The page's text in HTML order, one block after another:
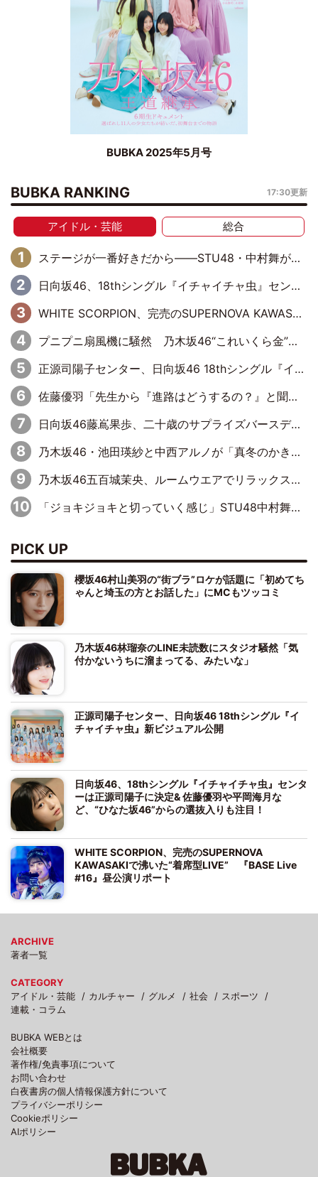
BUBKA 2025年5月号
BUBKA RANKING 17:30更新
アイドル・芸能 総合
ステージが一番好きだから――STU48・中村舞が描く“これからの私”
日向坂46、18thシングル『イチャイチャ虫』センターは正源司陽子に決定& 佐藤優羽や平岡海月など、“ひなた坂46”からの選抜入りも注目！
WHITE SCORPION、完売のSUPERNOVA KAWASAKIで沸いた“着席型LIVE” 『BASE Live #16』昼公演リポート
プニプニ扇風機に騒然 乃木坂46“これいくら金”延長中は今回もわちゃわちゃ全開
正源司陽子センター、日向坂46 18thシングル『イチャイチャ虫』新ビジュアル公開
佐藤優羽「先生から『進路はどうするの？』と聞かれて。『実は……』とXのトレンドで1位になっているスマホを見せました」【日向坂46『五期生LIVE』開催記念 五期生“変革”ドキュメンタリー③】
日向坂46藤嶌果歩、二十歳のサプライズバースデーに大喜び「頼られる先輩になれるように努力していきたい」
乃木坂46・池田瑛紗と中西アルノが「真冬のかき氷」騒動で火花散らす！ 因縁の裏にあるのは、逆境をともに“凌”ぐ似た者同士の絆
乃木坂46五百城茉央、ルームウエアでリラックス「今回のグラビアを見て成長を感じていただけるとうれしい」
「ジョキジョキと切っていく感じ」STU48中村舞、新しい挑戦は自らの手で
PICK UP
櫻坂46村山美羽の“街ブラ”ロケが話題に「初めてち
ゃんと埼玉の方とお話した」にMCもツッコミ
乃木坂46林瑠奈のLINE未読数にスタジオ騒然「気
付かないうちに溜まってる、みたいな」
正源司陽子センター、日向坂46 18thシングル『イ
チャイチャ虫』新ビジュアル公開
日向坂46、18thシングル『イチャイチャ虫』センタ
ーは正源司陽子に決定& 佐藤優羽や平岡海月な
ど、“ひなた坂46”からの選抜入りも注目！
WHITE SCORPION、完売のSUPERNOVA
KAWASAKIで沸いた“着席型LIVE” 『BASE Live
#16』昼公演リポート
ARCHIVE
著者一覧
CATEGORY
アイドル・芸能
カルチャー グルメ 社会
スポーツ
連載・コラム
BUBKA WEBとは
会社概要
著作権/免責事項について
お問い合わせ
白夜書房の個人情報保護方針について
プライバシーポリシー
Cookieポリシー
AIポリシー